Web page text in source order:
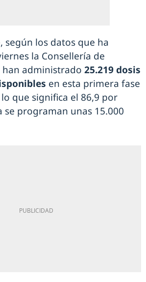
según los datos que ha
la Consellería de
han administrado 25.219 dosis
en esta primera fase
que significa el 86,9 por
se programan unas 15.000